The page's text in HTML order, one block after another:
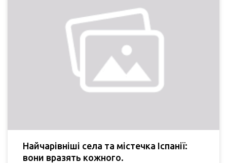
Найчарівніші села та містечка Іспанії:
вони вразять кожного.